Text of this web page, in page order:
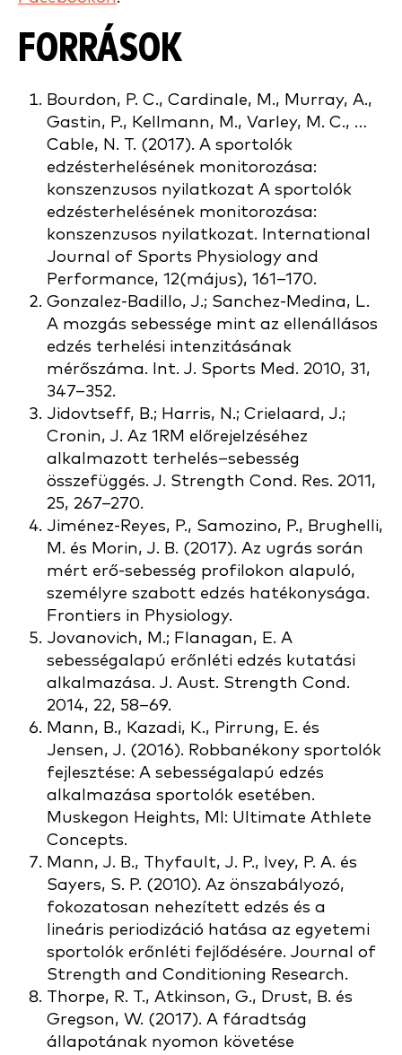
FORRÁSOK
Bourdon, P. C., Cardinale, M., Murray, A.,
Gastin, P., Kellmann, M., Varley, M. C., …
Cable, N. T. (2017). A sportolók
edzésterhelésének monitorozása:
konszenzusos nyilatkozat A sportolók
edzésterhelésének monitorozása:
konszenzusos nyilatkozat. International
Journal of Sports Physiology and
Performance, 12(május), 161–170.
Gonzalez-Badillo, J.; Sanchez-Medina, L.
A mozgás sebessége mint az ellenállásos
edzés terhelési intenzitásának
mérőszáma. Int. J. Sports Med. 2010, 31,
347–352.
Jidovtseff, B.; Harris, N.; Crielaard, J.;
Cronin, J. Az 1RM előrejelzéséhez
alkalmazott terhelés–sebesség
összefüggés. J. Strength Cond. Res. 2011,
25, 267–270.
Jiménez-Reyes, P., Samozino, P., Brughelli,
M. és Morin, J. B. (2017). Az ugrás során
mért erő-sebesség profilokon alapuló,
személyre szabott edzés hatékonysága.
Frontiers in Physiology.
Jovanovich, M.; Flanagan, E. A
sebességalapú erőnléti edzés kutatási
alkalmazása. J. Aust. Strength Cond.
2014, 22, 58–69.
Mann, B., Kazadi, K., Pirrung, E. és
Jensen, J. (2016). Robbanékony sportolók
fejlesztése: A sebességalapú edzés
alkalmazása sportolók esetében.
Muskegon Heights, MI: Ultimate Athlete
Concepts.
Mann, J. B., Thyfault, J. P., Ivey, P. A. és
Sayers, S. P. (2010). Az önszabályozó,
fokozatosan nehezített edzés és a
lineáris periodizáció hatása az egyetemi
sportolók erőnléti fejlődésére. Journal of
Strength and Conditioning Research.
Thorpe, R. T., Atkinson, G., Drust, B. és
Gregson, W. (2017). A fáradtság
állapotának nyomon követése